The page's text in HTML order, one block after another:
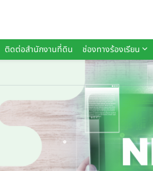
ติดต่อสำนักงานที่ดิน ช่องทางร้องเรียน